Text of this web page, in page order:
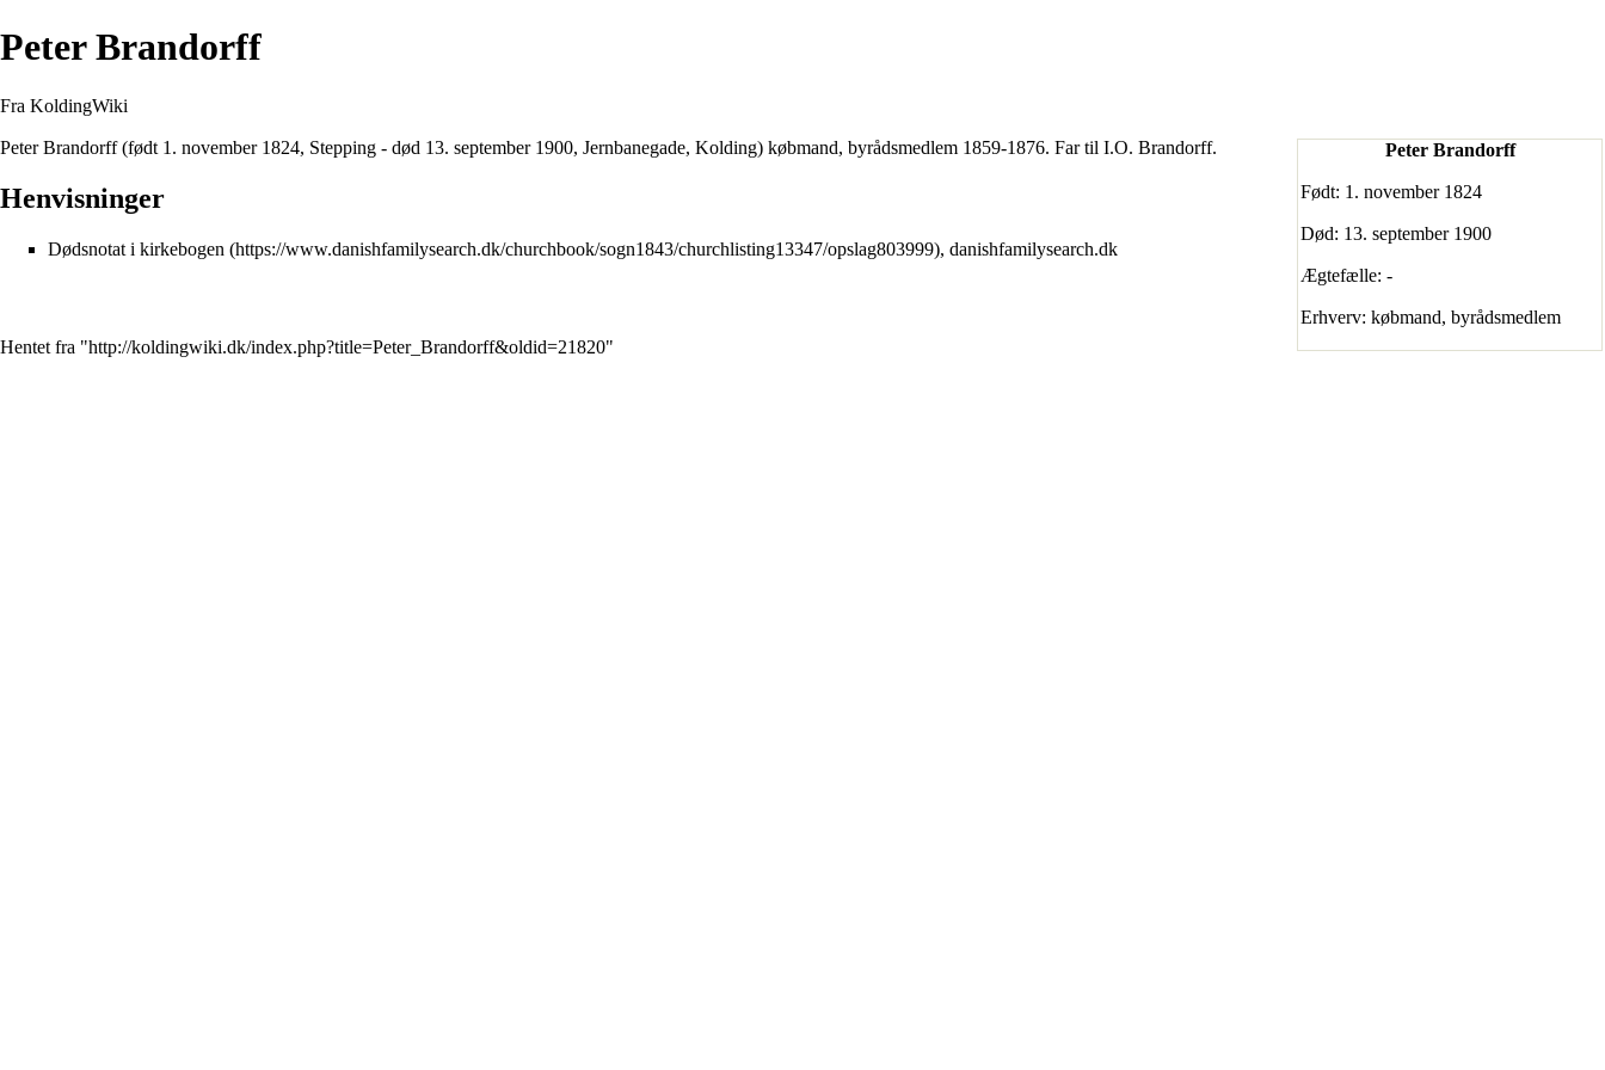
Peter Brandorff
Fra KoldingWiki
Peter Brandorff
Født: 1. november 1824
Død: 13. september 1900
Ægtefælle: -
Erhverv: købmand, byrådsmedlem
Peter Brandorff (født 1. november 1824, Stepping - død 13. september 1900, Jernbanegade, Kolding) købmand, byrådsmedlem 1859-1876. Far til I.O. Brandorff.
Henvisninger
Dødsnotat i kirkebogen , danishfamilysearch.dk
Hentet fra "http://koldingwiki.dk/index.php?title=Peter_Brandorff&oldid=21820"